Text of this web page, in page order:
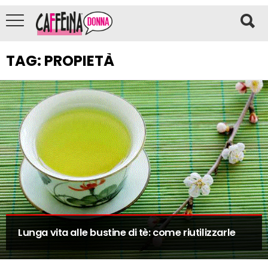
TAG: PROPIETÀ
Lunga vita alle bustine di tè: come riutilizzarle